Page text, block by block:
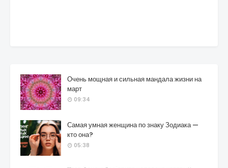
Очень мощная и сильная мандала жизни на
март
09:34
Самая умная женщина по знаку Зодиака —
кто она?
05:38